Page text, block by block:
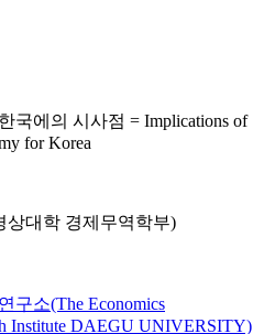
국에의 시사점 = Implications of
for Korea
상대학 경제무역학부)
구소(The Economics
Institute DAEGU UNIVERSITY)